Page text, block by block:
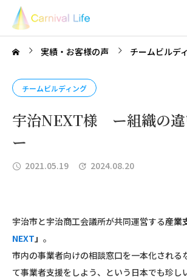
実績・お客様の声 チームビルデ
チームビルディング
宇治NEXT様 ー組織の違
ー
2021.05.19 2024.08.20
宇治市と宇治商工会議所が共同運営する産業
NEXT」 。
市内の事業者向けの相談窓口を一本化される
て事業者支援をしよう、という日本でも珍し